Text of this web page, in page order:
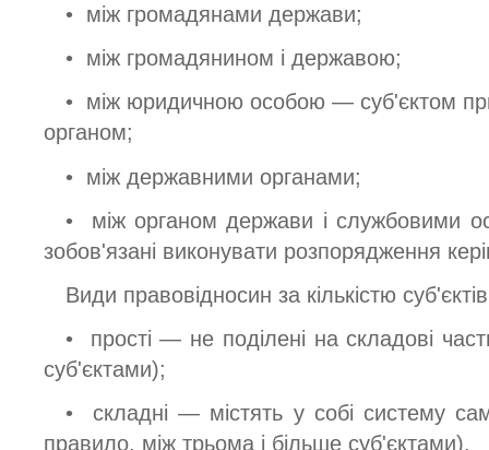
• між громадянами держави;
• між громадянином і державою;
• між юридичною особою — суб'єктом
органом;
• між державними органами;
• між органом держави і службовими
зобов'язані виконувати розпорядження
Види правовідносин за кількістю
• прості — не поділені на складові
суб'єктами);
• складні — містять у собі систему
правило, між трьома і більше суб'єктами).